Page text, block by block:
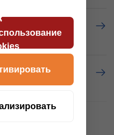
эвакуация
Буксировка